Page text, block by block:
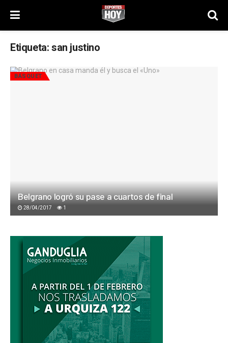
Etiqueta: san justino
BÁSQUET
Belgrano logró su pase a cuartos de final
28/04/2017 1